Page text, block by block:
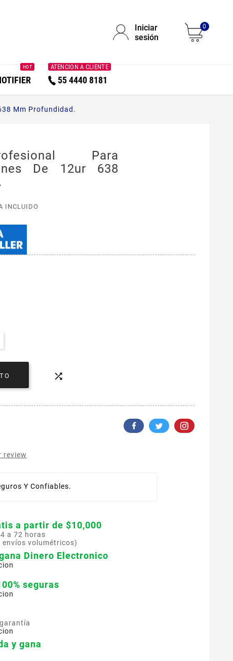
Iniciar
sesión
0
HOT
55 4440 8181
ATENCION A CLIENTE
Mm Profundidad.
Para
De 12ur 638
INCLUIDO

review
Y Confiables.
a partir de $10,000
a 72 horas
envíos volumétricos)
Dinero Electronico
seguras
y gana